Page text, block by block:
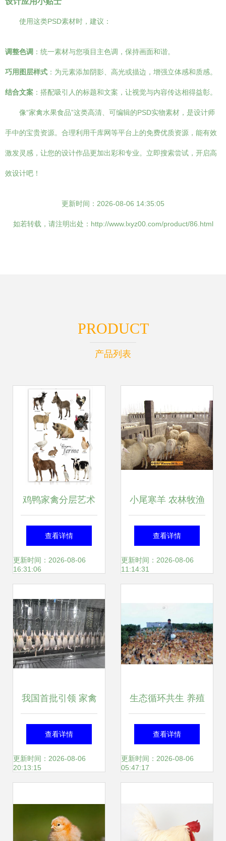
使用这类PSD素材时，建议：
调整色调 ：统一素材与您项目主色调，保持画面和谐。
巧用图层样式 ：为元素添加阴影、高光或描边，增强立体感和质感。
结合文案 ：搭配吸引人的标题和文案，让视觉与内容传达相得益彰。
像“家禽水果食品”这类高清、可编辑的PSD实物素材，是设计师
手中的宝贵资源。合理利用千库网等平台上的免费优质资源，能有效
激发灵感，让您的设计作品更加出彩和专业。立即搜索尝试，开启高
效设计吧！
更新时间：2026-08-06 14:35:05
如若转载，请注明出处：http://www.lxyz00.com/product/86.html
PRODUCT
产品列表
鸡鸭家禽分层艺术
探寻农村养殖的和
谐画卷
查看详情
更新时间：2026-08-06
16:31:06
小尾寒羊 农林牧渔
行业的优质特产与
家畜养殖典范
查看详情
更新时间：2026-08-06
11:14:31
我国首批引领 家禽
屠宰国际标准发布
助产业全球化
查看详情
更新时间：2026-08-06
20:13:15
生态循环共生 养殖
业与果园互助发展
的双赢之道
查看详情
更新时间：2026-08-06
05:47:17